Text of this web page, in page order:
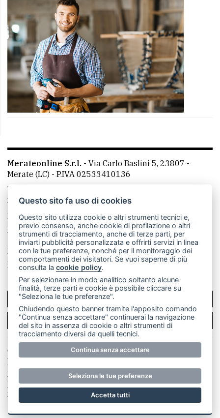
Merateonline S.r.l. - Via Carlo Baslini 5, 23807 -
Merate (LC) - P.IVA 02533410136
Telefono:
mail: redazione@merateonline.it
La redazione
CasateOnline LeccoOnline
RSS
Made by VIP
Privacy policy
Cookie policy
Rivedi le tue scelte sui cookie
SCRIVICI
PER LA TUA PUBBLICITÀ
© Copyright Merateonline S.r.l. - Tutti i diritti riservati.
E' proibita la riproduzione e pubblicazione anche
parziale di testi, articoli e immagini senza la
preventiva autorizzazione scritta dell'editore. RI Lecco
numero Rea LC 291.277 - Capitale sociale 10.329,14 €
Questo sito fa uso di cookies
Questo sito utilizza cookie o altri strumenti tecnici e,
previo consenso, anche cookie di profilazione o altri
strumenti di tracciamento, anche di terze parti, per
inviarti pubblicità personalizzata e offrirti servizi in linea
con le tue preferenze, nonché per il monitoraggio dei
comportamenti dei visitatori. Se vuoi saperne di più
consulta lacookie policy.
Per selezionare in modo analitico soltanto alcune
finalità, terze parti e cookie è possibile cliccare su
"Seleziona le tue preferenze".
Chiudendo questo banner tramite l'apposito comando
"Continua senza accettare" continuerai la navigazione
del sito in assenza di cookie o altri strumenti di
tracciamento diversi da quelli tecnici.
Continua senza accettare
Seleziona le tue preferenze
Accetta tutti